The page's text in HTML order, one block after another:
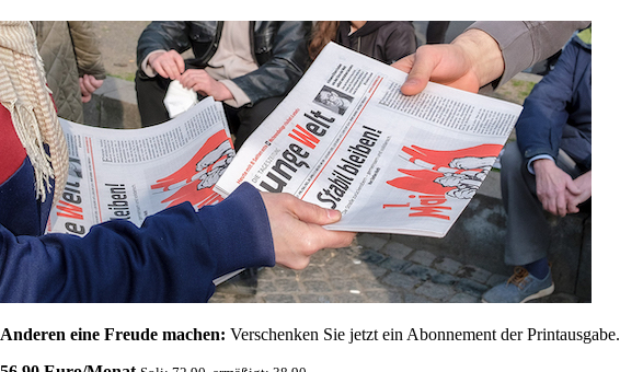
Anderen eine Freude machen: Verschenken Sie jetzt ein Abonnement der Printausgabe.